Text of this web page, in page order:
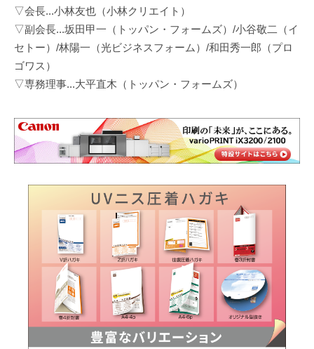
▽会長...小林友也（小林クリエイト）
▽副会長...坂田甲一（トッパン・フォームズ）/小谷敬二（イ
セトー）/林陽一（光ビジネスフォーム）/和田秀一郎（プロ
ゴワス）
▽専務理事...大平直木（トッパン・フォームズ）